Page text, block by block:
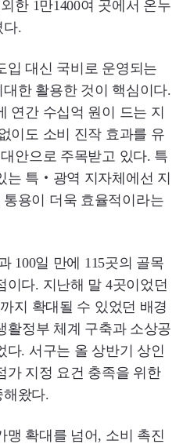
한 1만1400여 곳에서 온누
다.
입 대신 국비로 운영되는
한 활용한 것이 핵심이다.
연간 수십억 원이 드는 지
이도 소비 진작 효과를 유
안으로 주목받고 있다. 특
는 특‧광역 지자체에선 지
용이 더욱 효율적이라는
100일 만에 115곳의 골목
이다. 지난해 말 4곳이었던
지 확대될 수 있었던 배경
활정부 체계 구축과 소상공
다. 서구는 올 상반기 상인
가 지정 요건 충족을 위한
해왔다.
맹 확대를 넘어, 소비 촉진